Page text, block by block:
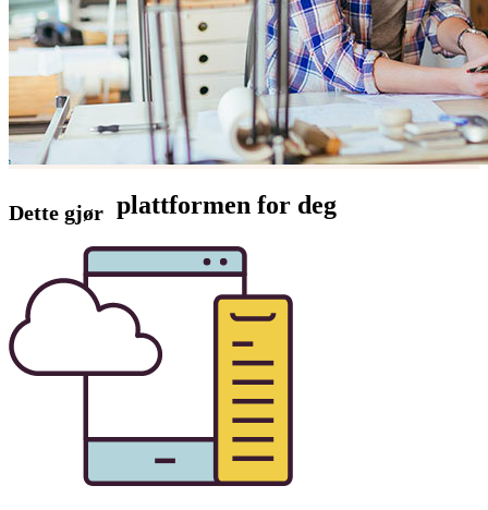
Dette gjør plattformen for deg